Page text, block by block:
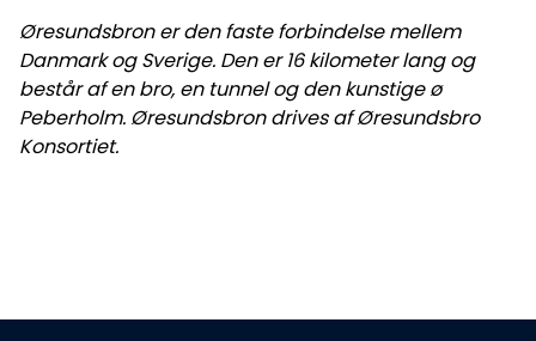
Øresundsbron er den faste forbindelse mellem
Danmark og Sverige. Den er 16 kilometer lang og
består af en bro, en tunnel og den kunstige ø
Peberholm. Øresundsbron drives af Øresundsbro
Konsortiet.